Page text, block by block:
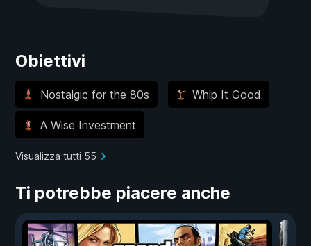
Obiettivi
Nostalgic for the 80s Whip It Good
A Wise Investment
Visualizza tutti 55
Ti potrebbe piacere anche